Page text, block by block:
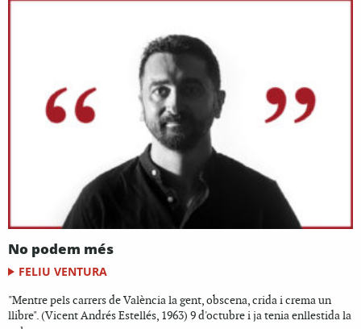
No podem més
FELIU VENTURA
"Mentre pels carrers de València la gent, obscena, crida i crema un
llibre". (Vicent Andrés Estellés, 1963) 9 d'octubre i ja tenia enllestida la